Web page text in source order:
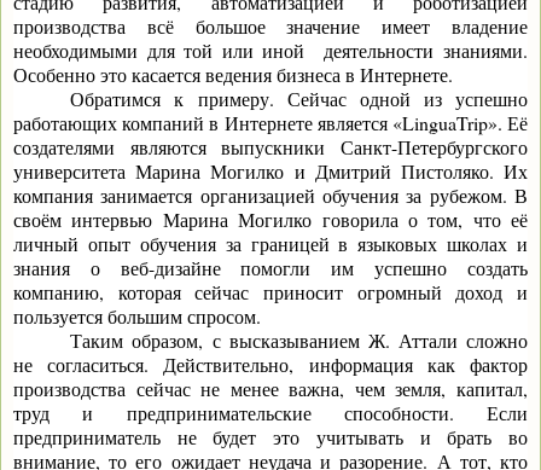
производства всё большое значение имеет владение
необходимыми для той или иной деятельности знаниями.
Особенно это касается ведения бизнеса в Интернете.
Обратимся к примеру. Сейчас одной из успешно
работающих компаний в Интернете является «LinguaTrip». Её
создателями являются выпускники Санкт-Петербургского
университета Марина Могилко и Дмитрий Пистоляко. Их
компания занимается организацией обучения за рубежом. В
своём интервью Марина Могилко говорила о том, что её
личный опыт обучения за границей в языковых школах и
знания о веб-дизайне помогли им успешно создать
компанию, которая сейчас приносит огромный доход и
пользуется большим спросом.
Таким образом, с высказыванием Ж. Аттали сложно
не согласиться. Действительно, информация как фактор
производства сейчас не менее важна, чем земля, капитал,
труд и предпринимательские способности. Если
предприниматель не будет это учитывать и брать во
внимание, то его ожидает неудача и разорение. А тот, кто